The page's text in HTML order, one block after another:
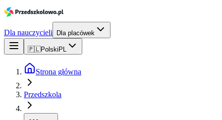
Dla nauczycieli Dla placówek
🇵🇱Polski PL
Strona główna
Przedszkola